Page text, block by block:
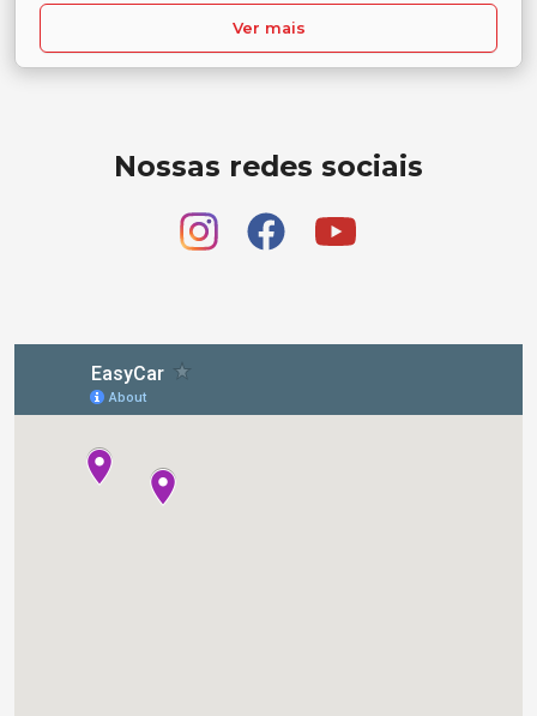
Ver mais
Nossas redes sociais